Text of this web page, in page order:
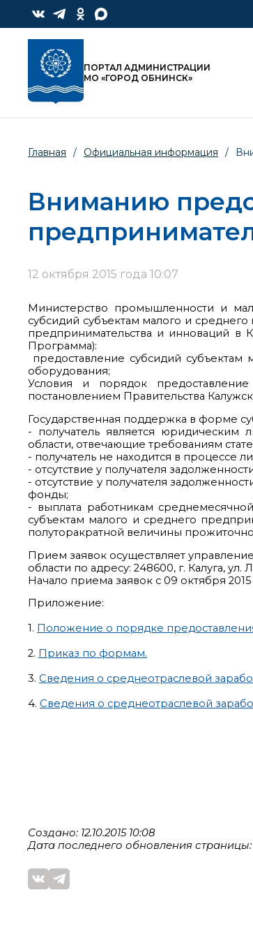
ПОРТАЛ АДМИНИСТРАЦИИ
МО «ГОРОД ОБНИНСК»
Главная / Официальная информация /
Вниманию
12 октября 2015 года 10:07
Министерство промышленности и
субсидий субъектам малого и
предпринимательства и инноваций в
Программа):
предоставление субсидий
оборудования;
Условия и порядок
постановлением Правительства
Государственная поддержка в форме
- получатель является
области, отвечающие требованиям
- получатель не находится в процессе
- отсутствие у получателя
- отсутствие у получателя
фонды;
- выплата работникам
субъектам малого и среднего
полуторакратной величины
Прием заявок осуществляет
области по адресу: 248600, г. Калуга,
Начало приема заявок с 09 октября 2015
Приложение:
1. Положение о порядке
2. Приказ по формам.
3. Сведения о среднеотраслевой
4. Сведения о среднеотраслевой
Создано: 12.10.2015 10:08
Дата последнего обновления страницы: